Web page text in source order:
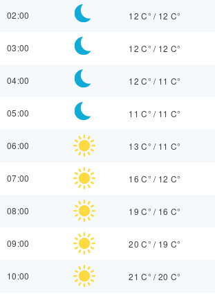
02:00 12 C° / 12 C°
03:00 12 C° / 12 C°
04:00 12 C° / 11 C°
05:00 11 C° / 11 C°
06:00 13 C° / 11 C°
07:00 16 C° / 12 C°
08:00 19 C° / 16 C°
09:00 20 C° / 19 C°
10:00 21 C° /20 C°